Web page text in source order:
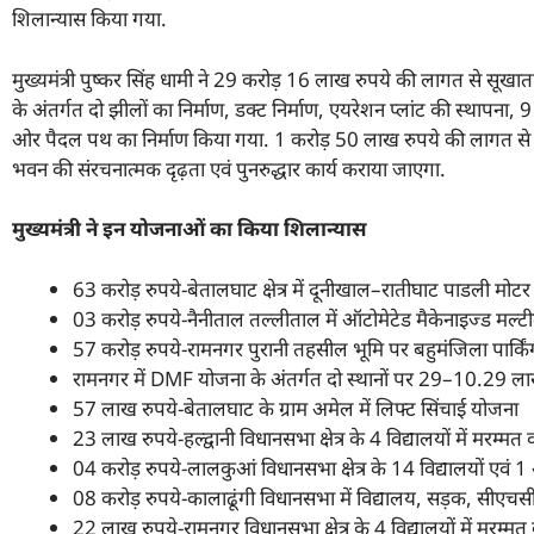
शिलान्यास किया गया.
मुख्यमंत्री पुष्कर सिंह धामी ने 29 करोड़ 16 लाख रुपये की लागत से
के अंतर्गत दो झीलों का निर्माण, डक्ट निर्माण, एयरेशन प्लांट की
ओर पैदल पथ का निर्माण किया गया. 1 करोड़ 50 लाख रुपये की लागत से
भवन की संरचनात्मक दृढ़ता एवं पुनरुद्धार कार्य कराया जाएगा.
मुख्यमंत्री ने इन योजनाओं का किया शिलान्यास
63 करोड़ रुपये-बेतालघाट क्षेत्र में दूनीखाल–रातीघाट पाडली मोटर
03 करोड़ रुपये-नैनीताल तल्लीताल में ऑटोमेटेड मैकेनाइज्ड
57 करोड़ रुपये-रामनगर पुरानी तहसील भूमि पर बहुमंजिला
रामनगर में DMF योजना के अंतर्गत दो स्थानों पर 29–10.29
57 लाख रुपये-बेतालघाट के ग्राम अमेल में लिफ्ट सिंचाई योजना
23 लाख रुपये-हल्द्वानी विधानसभा क्षेत्र के 4 विद्यालयों में मरम्मत
04 करोड़ रुपये-लालकुआं विधानसभा क्षेत्र के 14 विद्यालयों एवं 1
08 करोड़ रुपये-कालाढूंगी विधानसभा में विद्यालय, सड़क,
22 लाख रुपये-रामनगर विधानसभा क्षेत्र के 4 विद्यालयों में मरम्मत